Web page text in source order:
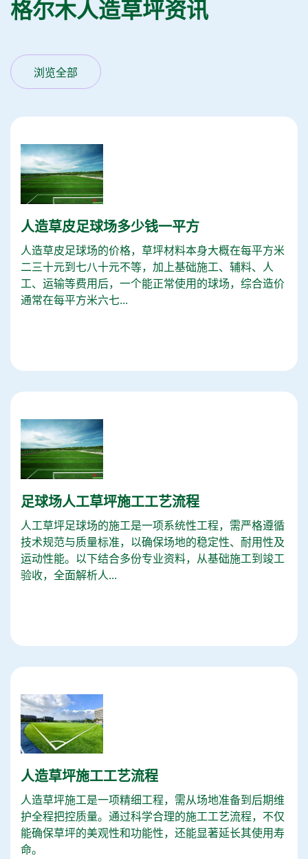
格尔木人造草坪资讯
浏览全部
人造草皮足球场多少钱一平方
人造草皮足球场的价格，草坪材料本身大概在每平方米
二三十元到七八十元不等，加上基础施工、辅料、人
工、运输等费用后，一个能正常使用的球场，综合造价
通常在每平方米六七...
足球场人工草坪施工工艺流程
人工草坪足球场的施工是一项系统性工程，需严格遵循
技术规范与质量标准，以确保场地的稳定性、耐用性及
运动性能。以下结合多份专业资料，从基础施工到竣工
验收，全面解析人...
人造草坪施工工艺流程
人造草坪施工是一项精细工程，需从场地准备到后期维
护全程把控质量。通过科学合理的施工工艺流程，不仅
能确保草坪的美观性和功能性，还能显著延长其使用寿
命。